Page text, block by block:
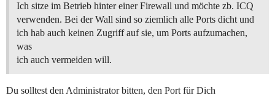
Ich sitze im Betrieb hinter einer Firewall und möchte zb. ICQ
verwenden. Bei der Wall sind so ziemlich alle Ports dicht und
ich hab auch keinen Zugriff auf sie, um Ports aufzumachen,
was
ich auch vermeiden will.
Du solltest den Administrator bitten, den Port für Dich